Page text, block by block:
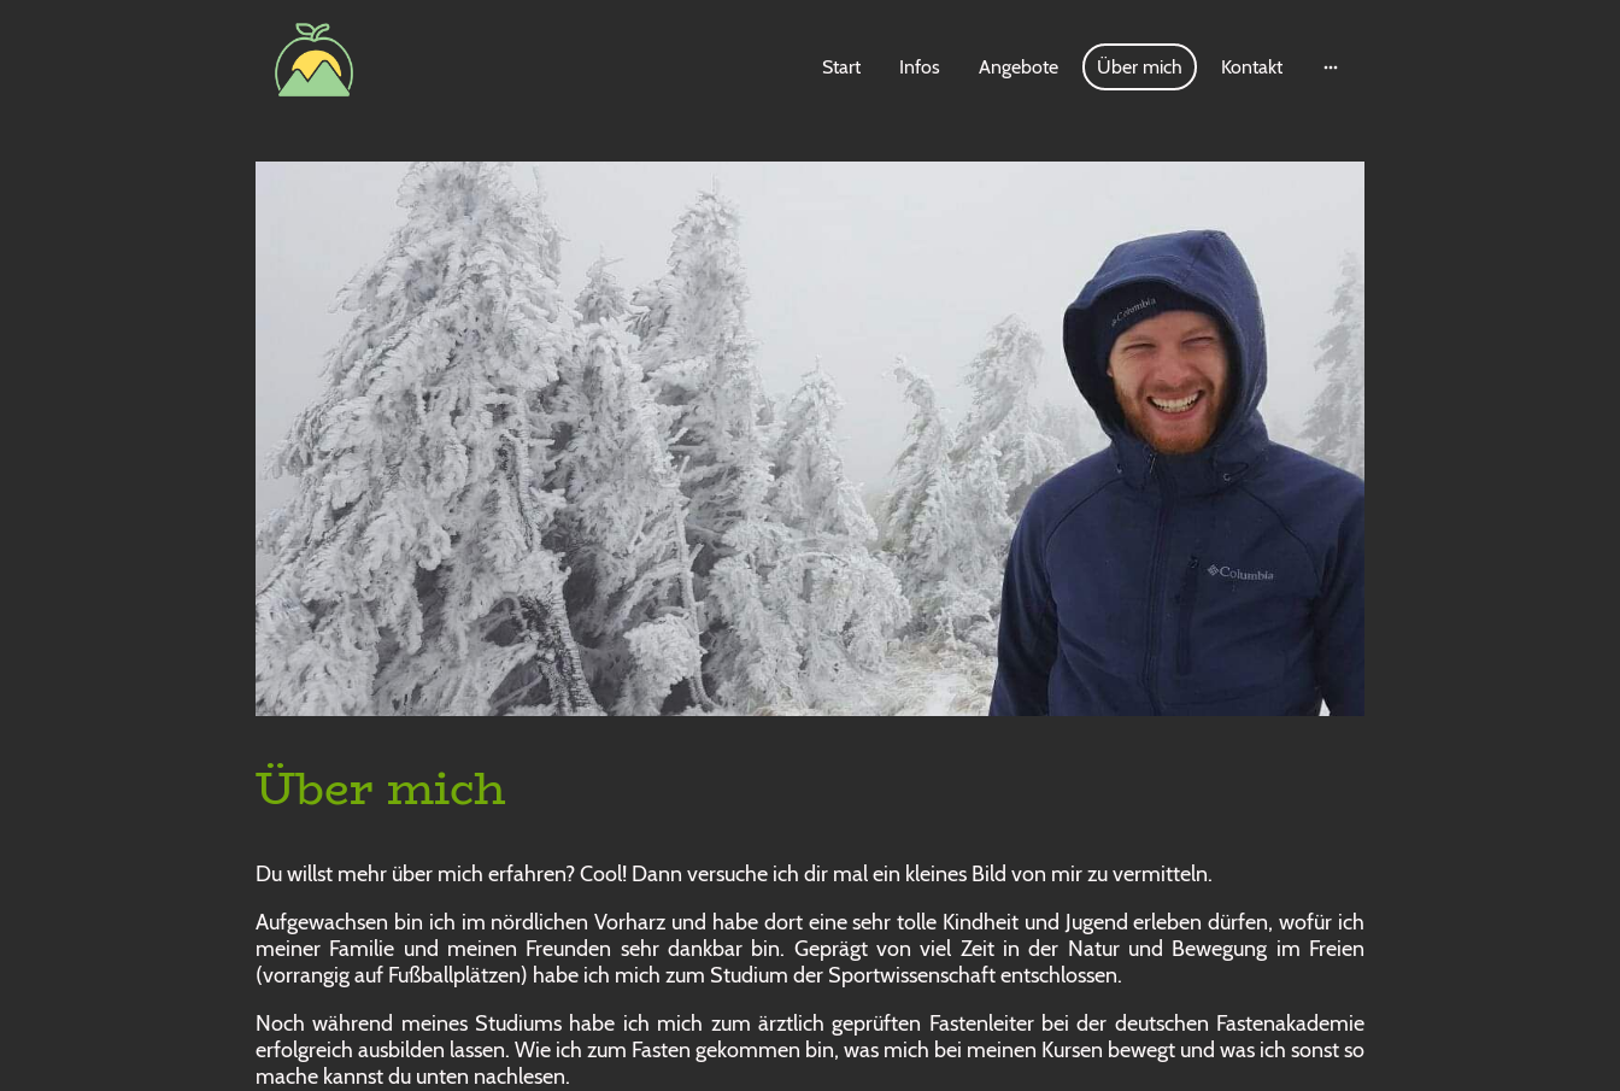
Start Infos Angebote Über mich Kontakt
Über mich
Du willst mehr über mich erfahren? Cool! Dann versuche ich dir mal ein kleines Bild von mir zu vermitteln.
Aufgewachsen bin ich im nördlichen Vorharz und habe dort eine sehr tolle Kindheit und Jugend erleben dürfen, wofür ich
meiner Familie und meinen Freunden sehr dankbar bin. Geprägt von viel Zeit in der Natur und Bewegung im Freien
(vorrangig auf Fußballplätzen) habe ich mich zum Studium der Sportwissenschaft entschlossen.
Noch während meines Studiums habe ich mich zum ärztlich geprüften Fastenleiter bei der deutschen Fastenakademie
erfolgreich ausbilden lassen. Wie ich zum Fasten gekommen bin, was mich bei meinen Kursen bewegt und was ich sonst so
mache kannst du unten nachlesen.